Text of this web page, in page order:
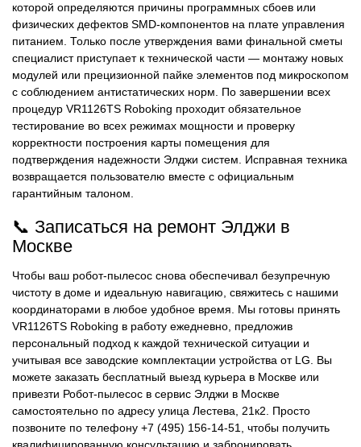
которой определяются причины программных сбоев или
физических дефектов SMD-компонентов на плате управления
питанием. Только после утверждения вами финальной сметы
специалист приступает к технической части — монтажу новых
модулей или прецизионной пайке элементов под микроскопом
с соблюдением антистатических норм. По завершении всех
процедур VR1126TS Roboking проходит обязательное
тестирование во всех режимах мощности и проверку
корректности построения карты помещения для
подтверждения надежности Элджи систем. Исправная техника
возвращается пользователю вместе с официальным
гарантийным талоном.
📞 Записаться на ремонт Элджи в
Москве
Чтобы ваш робот-пылесос снова обеспечивал безупречную
чистоту в доме и идеальную навигацию, свяжитесь с нашими
координаторами в любое удобное время. Мы готовы принять
VR1126TS Roboking в работу ежедневно, предложив
персональный подход к каждой технической ситуации и
учитывая все заводские комплектации устройства от LG. Вы
можете заказать бесплатный выезд курьера в Москве или
привезти Робот-пылесос в сервис Элджи в Москве
самостоятельно по адресу улица Лестева, 21к2. Просто
позвоните по телефону +7 (495) 156-14-51, чтобы получить